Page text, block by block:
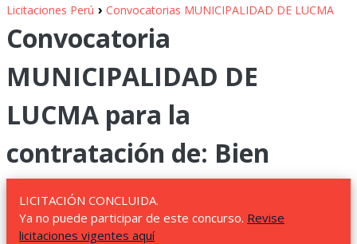
Licitaciones Perú › Convocatorias MUNICIPALIDAD DE LUCMA
Convocatoria
MUNICIPALIDAD DE
LUCMA para la
contratación de: Bien
LICITACIÓN CONCLUIDA.
Ya no puede participar de este concurso. Revise
licitaciones vigentes aquí